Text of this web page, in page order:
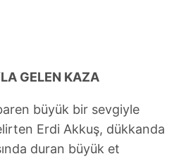
GELEN KAZA
büyük bir sevgiyle
Erdi Akkuş, dükkanda
duran büyük et